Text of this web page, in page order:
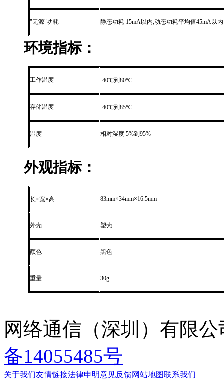
"无源"功耗 静态功耗 15mA以内,动态功耗平均值45mA以内
环境指标：
工作温度 -40℃到80℃
存储温度 -40℃到85℃
湿度 相对湿度 5%到95%
外观指标：
长×宽×高 83mm×34mm×16.5mm
外壳 塑壳
颜色 黑色
重量 30g
网络通信（深圳）有限
备14055485号
关于我们友情链接法律申明意见反馈网站地图联系我们